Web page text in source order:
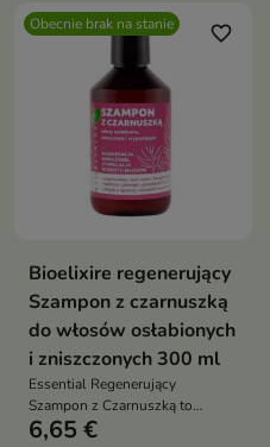
skórę głowy, wspiera mikrobiom
oraz pomaga przywrócić
włosom siłę, miękkość i
sprężystość
Obecnie brak na stanie favorite_border
Bioelixire regenerujący
Szampon z czarnuszką
do włosów osłabionych
i zniszczonych 300 ml
Essential Regenerujący
Szampon z Czarnuszką to
wzmacniający szampon do
6,65 €